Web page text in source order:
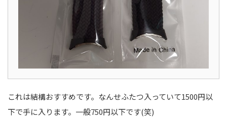
これは結構おすすめです。なんせふたつ入っていて1500円以
下で手に入ります。一般750円以下です(笑)